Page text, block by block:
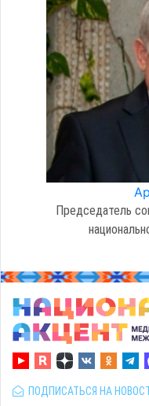
Председатель
ПОДПИСАТЬСЯ НА